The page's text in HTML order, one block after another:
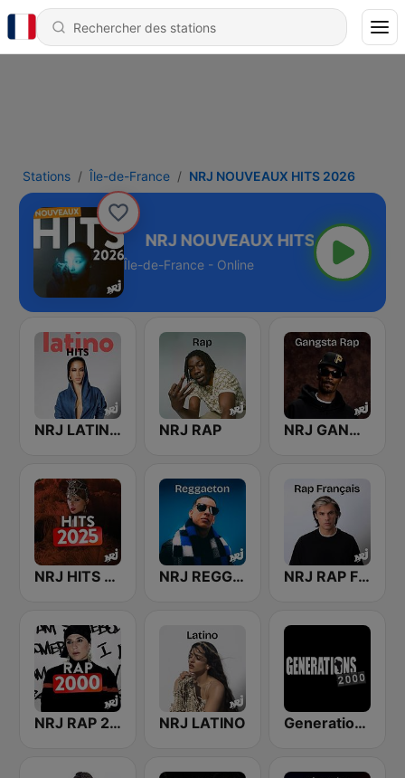
Stations Île-de-France NRJ NOUVEAUX HITS 2026
HITS 2026
Île-de-France - Online
NRJ LATINO HITS NRJ RAP NRJ GANGSTA RAP
NRJ HITS 2025 NRJ REGGAETON NRJ RAP FRANCAIS
NRJ RAP 2000 NRJ LATINO Generations - 2000